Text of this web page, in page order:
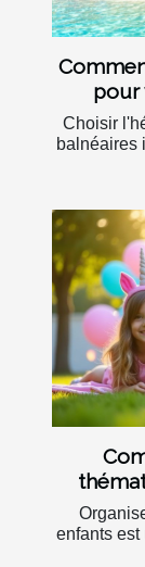
pour
Choisir
balnéaires
enfants est